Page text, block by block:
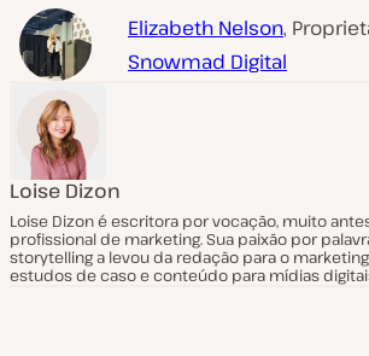
Elizabeth Nelson,
Snowmad Digital
Loise Dizon
Loise Dizon é escritora por vocação, muito
profissional de marketing. Sua paixão por
storytelling a levou da redação para o
estudos de caso e conteúdo para mídias